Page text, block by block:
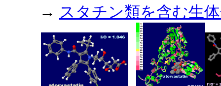
→ スタチン類を含む生